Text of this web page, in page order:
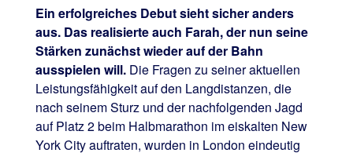
Ein erfolgreiches Debut sieht sicher anders
aus. Das realisierte auch Farah, der nun seine
Stärken zunächst wieder auf der Bahn
ausspielen will. Die Fragen zu seiner aktuellen
Leistungsfähigkeit auf den Langdistanzen, die
nach seinem Sturz und der nachfolgenden Jagd
auf Platz 2 beim Halbmarathon im eiskalten New
York City auftraten, wurden in London eindeutig